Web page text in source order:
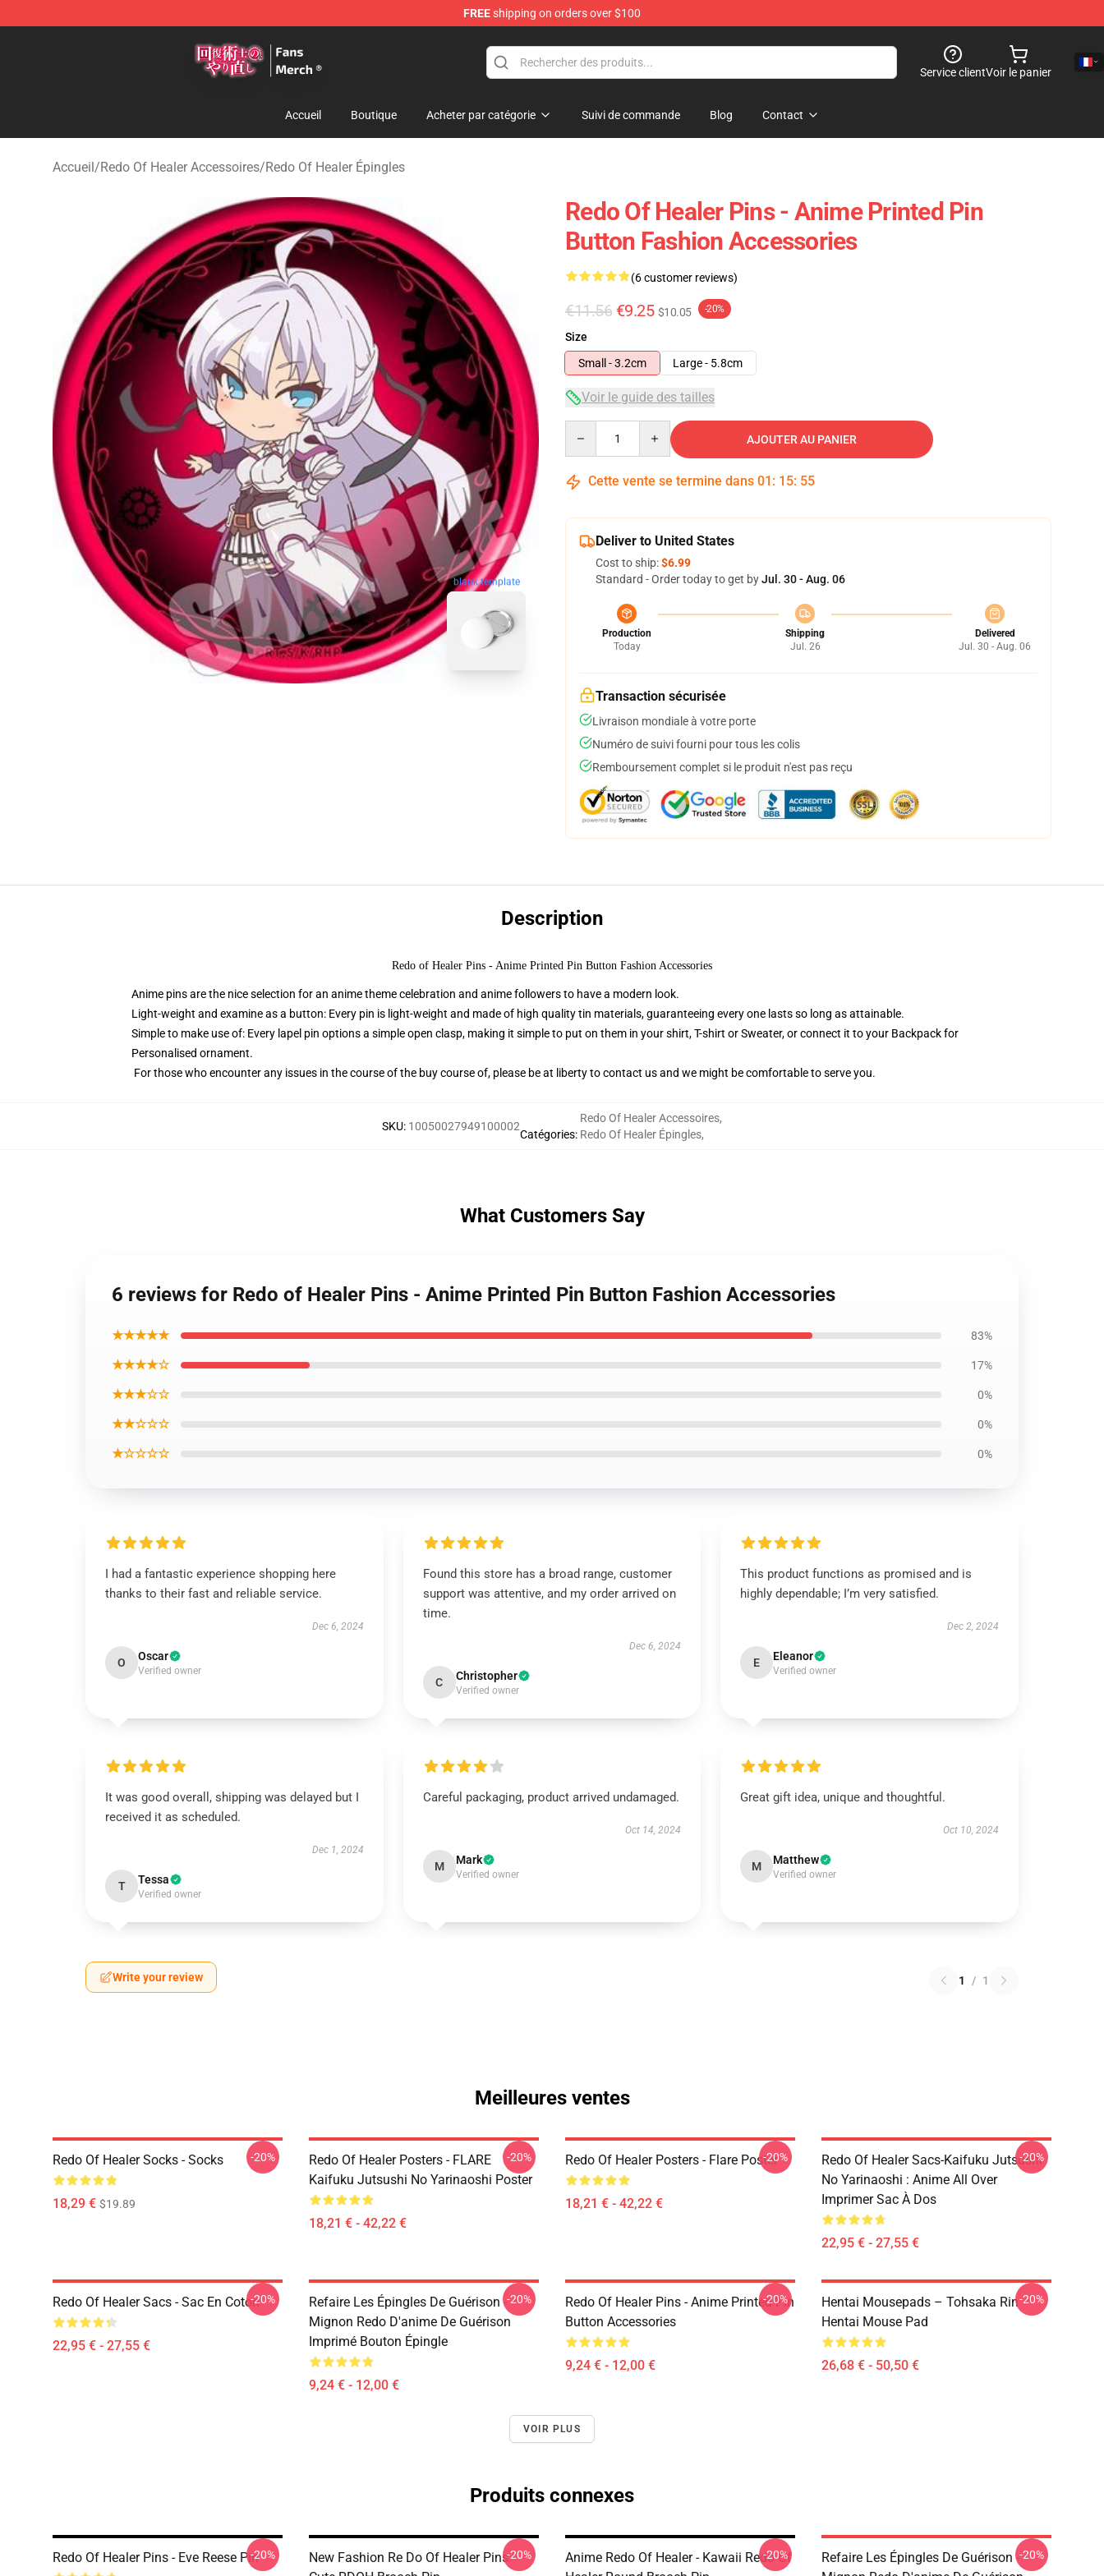
FREEshipping on orders over $100
Service clientVoir le panier
Accueil Boutique Acheter par catégorie Suivi de commande Blog Contact
Accueil/Redo Of Healer Accessoires/Redo Of Healer Épingles
blank template
Redo Of Healer Pins - Anime Printed Pin
Button Fashion Accessories
(6 customer reviews)
€11.56 €9.25 $10.05 -20%
Size
Small - 3.2cm
Large - 5.8cm
Voir le guide des tailles
AJOUTER AU PANIER
Cette vente se termine dans 01 : 15: 54
Deliver to United States
Cost to ship:$6.99
Standard - Order today to get byJul. 30 - Aug. 06
Production
Today
Shipping
Jul. 26
Delivered
Jul. 30 - Aug. 06
Transaction sécurisée
Livraison mondiale à votre porte
Numéro de suivi fourni pour tous les colis
Remboursement complet si le produit n'est pas reçu
Description
Redo of Healer Pins - Anime Printed Pin Button Fashion Accessories
Anime pins are the nice selection for an anime theme celebration and anime followers to have a modern look.
Light-weight and examine as a button: Every pin is light-weight and made of high quality tin materials, guaranteeing every one lasts so long as attainable.
Simple to make use of: Every lapel pin options a simple open clasp, making it simple to put on them in your shirt, T-shirt or Sweater, or connect it to your Backpack for
Personalised ornament.
For those who encounter any issues in the course of the buy course of, please be at liberty to contact us and we might be comfortable to serve you.
SKU: 10050027949100002
Catégories:
Redo Of Healer Accessoires,
Redo Of Healer Épingles,
What Customers Say
6 reviews for Redo of Healer Pins - Anime Printed Pin Button Fashion Accessories
★★★★★ 83%
★★★★☆ 17%
★★★☆☆ 0%
★★☆☆☆ 0%
★☆☆☆☆ 0%
I had a fantastic experience shopping here
thanks to their fast and reliable service.
Dec 6, 2024
O Oscar
Verified owner
Found this store has a broad range, customer
support was attentive, and my order arrived on
time.
Dec 6, 2024
C Christopher
Verified owner
This product functions as promised and is
highly dependable; I’m very satisfied.
Dec 2, 2024
E Eleanor
Verified owner
It was good overall, shipping was delayed but I
received it as scheduled.
Dec 1, 2024
T Tessa
Verified owner
Careful packaging, product arrived undamaged.
Oct 14, 2024
M Mark
Verified owner
Great gift idea, unique and thoughtful.
Oct 10, 2024
M Matthew
Verified owner
Write your review 1 / 1
Meilleures ventes
Redo Of Healer Socks - Socks
18,29 € $19.89
-20%
Redo Of Healer Posters - FLARE
Kaifuku Jutsushi No Yarinaoshi Poster
18,21 € - 42,22 €
-20% Redo Of Healer Posters - Flare Poster
18,21 € - 42,22 €
-20%
Redo Of Healer Sacs-Kaifuku Jutsushi
No Yarinaoshi : Anime All Over
Imprimer Sac À Dos
22,95 € - 27,55 €
-20%
Redo Of Healer Sacs - Sac En Coton
22,95 € - 27,55 €
-20%
Refaire Les Épingles De Guérison -
Mignon Redo D'anime De Guérison
Imprimé Bouton Épingle
9,24 € - 12,00 €
-20%
Redo Of Healer Pins - Anime Printed Pin
Button Accessories
9,24 € - 12,00 €
-20%
Hentai Mousepads – Tohsaka Rin
Hentai Mouse Pad
26,68 € - 50,50 €
-20%
VOIR PLUS
Produits connexes
Redo Of Healer Pins - Eve Reese Pin-20%
New Fashion Re Do Of Healer Pins --20%
Anime Redo Of Healer - Kawaii Redo Of
-20%
Refaire Les Épingles De Guérison --20%